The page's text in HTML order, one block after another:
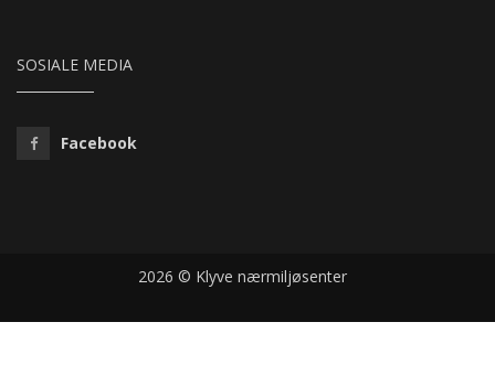
SOSIALE MEDIA
Facebook
2026 © Klyve nærmiljøsenter